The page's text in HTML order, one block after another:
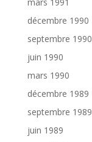
décembre 1990
septembre 1990
juin 1990
mars 1990
décembre 1989
septembre 1989
juin 1989